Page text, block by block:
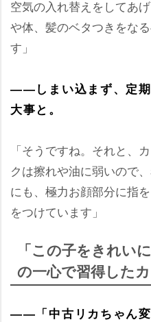
空気の入れ替えをしてあ
体、髪のベタつきをなる
す」
――しまい込まず、定
大事と。
「そうですね。それと、
クは擦れや油に弱いので
にも、極力お顔部分に指
をつけています」
「この子をきれい
の一心で習得した
――「中古リカちゃん変